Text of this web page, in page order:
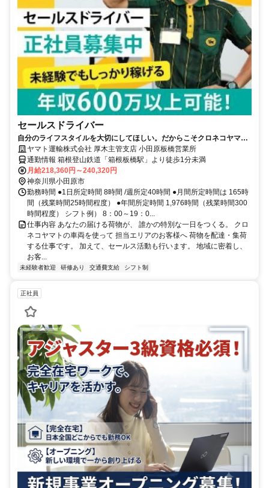
セールスドライバー
自分のライフスタイルを大切にしてほしい。だからこそクロネコヤマト
は収入も休日も充実
ヤマト運輸株式会社 厚木主管支店 小田原板橋営業所
通勤情報 箱根登山鉄道「箱根板橋駅」より徒歩1分未満
月給218,360円～240,320円
神奈川県小田原市
勤務時間 ●1日所定時間 8時間 /週所定40時間 ●月間所定時間は 165時
間（残業時間25時間程度） ●年間所定時間 1,976時間（残業時間300
時間程度） シフト例） 8：00～19：0...
仕事内容 あなたの届ける荷物が、 誰かの特別な一日をつくる。 クロ
ネコヤマトの車両を使って 担当エリアのお客様へ 荷物を配達・集荷
する仕事です。 加えて、セールス活動も行います。 地域に密着し、
お客...
未経験者歓迎 研修あり 交通費支給 シフト制
正社員